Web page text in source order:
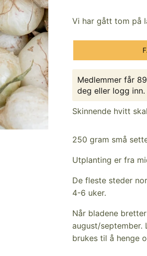
Vi har gått tom på
Medlemmer får
deg eller logg inn.
Skinnende hvitt
250 gram små
Utplanting er fra
De fleste steder
4-6 uker.
Når bladene
august/september.
brukes til å henge